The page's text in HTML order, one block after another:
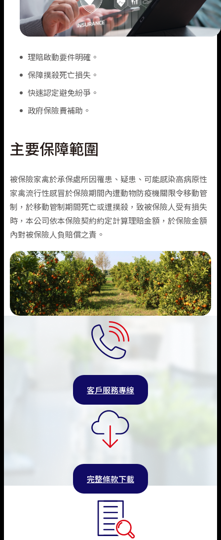
理賠啟動要件明確。
保障撲殺死亡損失。
快速認定避免紛爭。
政府保險費補助。
主要保障範圍
被保險家禽於承保處所因罹患、疑患、可能感染高病原性
家禽流行性感冒於保險期間內遭動物防疫機關限令移動管
制，於移動管制期間死亡或遭撲殺，致被保險人受有損失
時，本公司依本保險契約約定計算理賠金額，於保險金額
內對被保險人負賠償之責。
客戶服務專線
完整條款下載